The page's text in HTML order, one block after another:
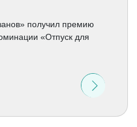
получил премию
«Отпуск для